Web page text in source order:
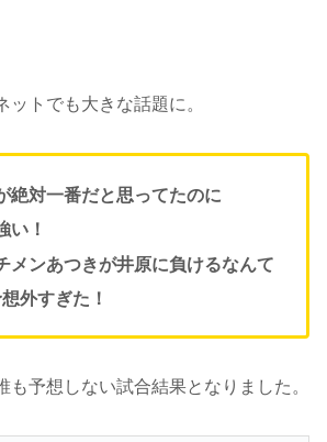
ットでも大きな話題に。
絶対一番だと思ってたのに
い！
メンあつきが井原に負けるなんて
外すぎた！
も予想しない試合結果となりました。